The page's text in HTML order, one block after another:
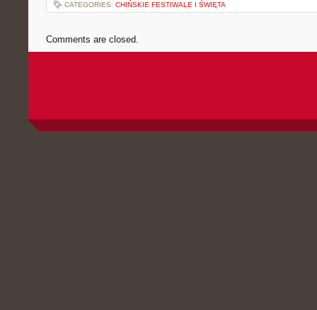
CATEGORIES: CHIŃSKIE FESTIWALE I ŚWIĘTA
Comments are closed.